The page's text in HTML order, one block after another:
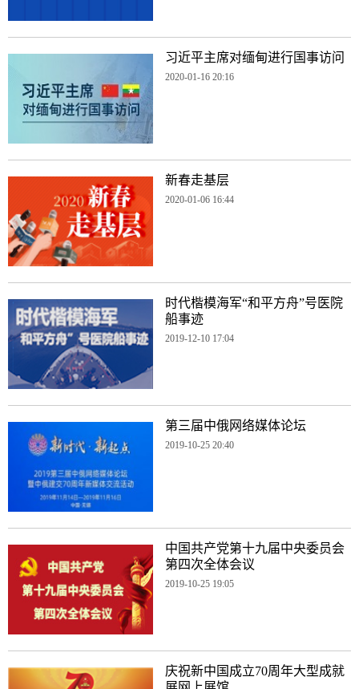
习近平主席对缅甸进行国事访问
2020-01-16 20:16
新春走基层
2020-01-06 16:44
时代楷模海军“和平方舟”号医院
船事迹
2019-12-10 17:04
第三届中俄网络媒体论坛
2019-10-25 20:40
中国共产党第十九届中央委员会
第四次全体会议
2019-10-25 19:05
庆祝新中国成立70周年大型成就